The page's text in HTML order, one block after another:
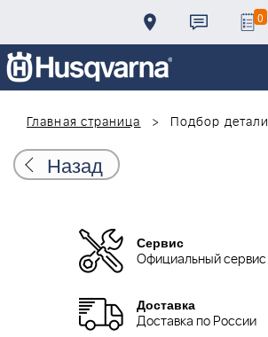
0
Главная страница
Подбор детали
Назад
Сервис
Официальный сервис
Доставка
Доставка по России